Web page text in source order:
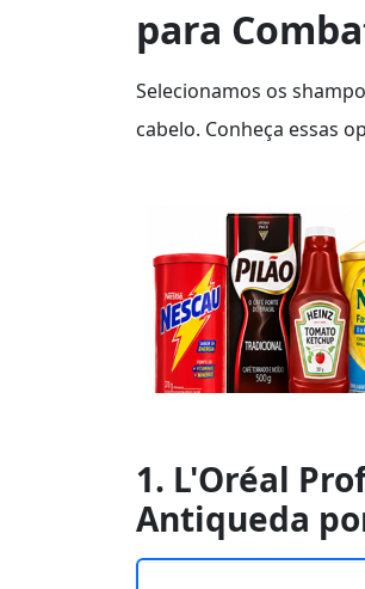
para
Selecionamos os
cabelo. Conheça essas
1. L'Oréal
Antiqueda